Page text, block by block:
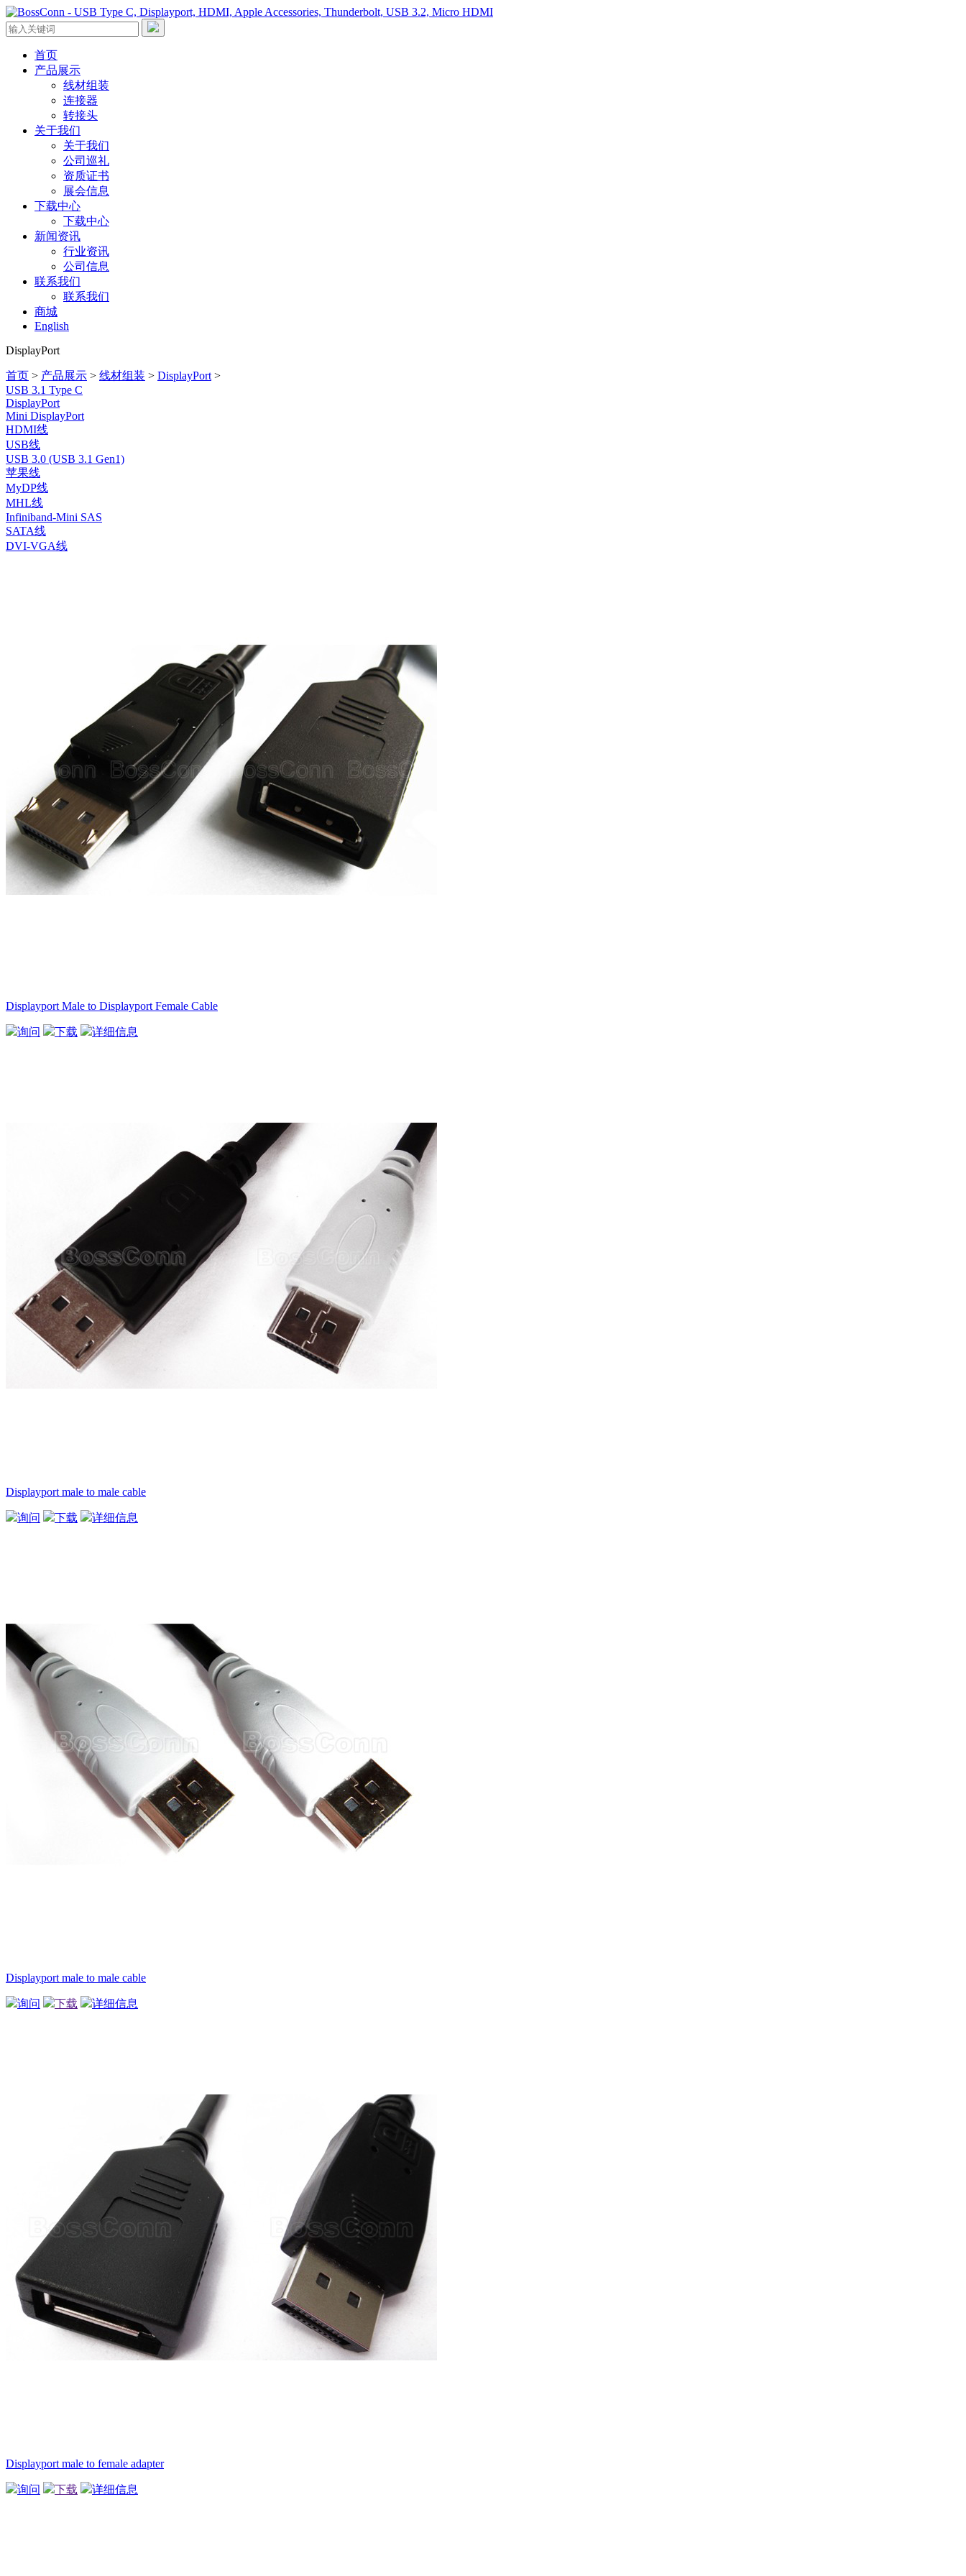
首页
产品展示
线材组装
连接器
转接头
关于我们
关于我们
公司巡礼
资质证书
展会信息
下载中心
下载中心
新闻资讯
行业资讯
公司信息
联系我们
联系我们
商城
English
DisplayPort
首页 > 产品展示 > 线材组装 > DisplayPort >
USB 3.1 Type C
DisplayPort
Mini DisplayPort
HDMI线
USB线
USB 3.0 (USB 3.1 Gen1)
苹果线
MyDP线
MHL线
Infiniband-Mini SAS
SATA线
DVI-VGA线
Displayport Male to Displayport Female Cable
询问 下载 详细信息
Displayport male to male cable
询问 下载 详细信息
Displayport male to male cable
询问 下载 详细信息
Displayport male to female adapter
询问 下载 详细信息